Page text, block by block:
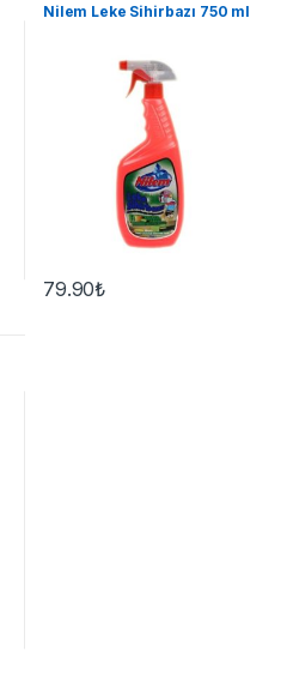
Nilem Leke Sihirbazı 750 ml
79.90₺